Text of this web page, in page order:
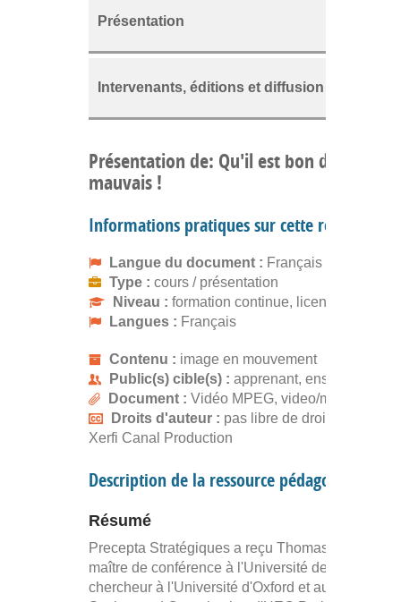
Présentation
Intervenants, éditions et diffusion
Présentation de: Qu'il est bon d'être
mauvais !
Informations pratiques sur cette ressource
Langue du document : Français
Type : cours / présentation
Niveau : formation continue, licence
Langues : Français
Contenu : image en mouvement
Public(s) cible(s) : apprenant, enseignant
Document : Vidéo MPEG, video/mpeg
Droits d'auteur : pas libre de droits, gratuit
Xerfi Canal Production
Description de la ressource pédagogique
Résumé
Precepta Stratégiques a reçu Thomas Roulet,
maître de conférence à l'Université de Bath et
chercheur à l'Université d'Oxford et au centre